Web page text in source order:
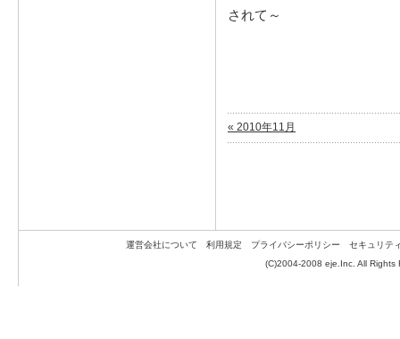
されて～
« 2010年11月
運営会社について 利用規定 プライバシーポリシー
セキュリテ
(C)2004-2008 eje.Inc. All Rights